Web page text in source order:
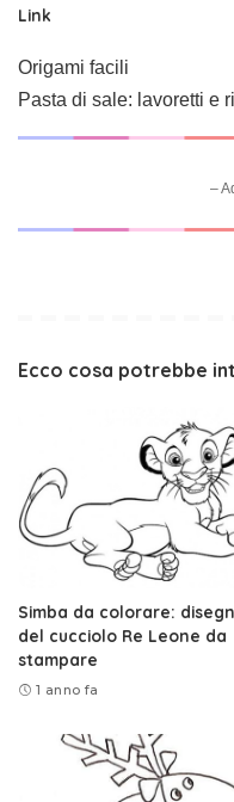
Link
Origami facili
Pasta di sale: lavoretti e
–
Ecco cosa potrebbe
Simba da colorare:
del cucciolo Re Leone da
stampare
1 anno fa